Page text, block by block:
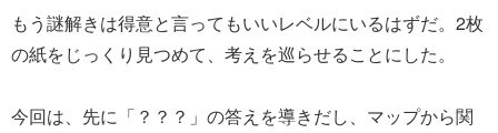
もう謎解きは得意と言ってもいいレベルにいるはずだ。2枚
の紙をじっくり見つめて、考えを巡らせることにした。
今回は、先に「？？？」の答えを導きだし、マップから関